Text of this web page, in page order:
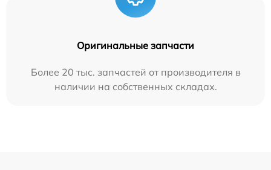
Оригинальные запчасти
Более 20 тыс. запчастей от производителя в
наличии на собственных складах.